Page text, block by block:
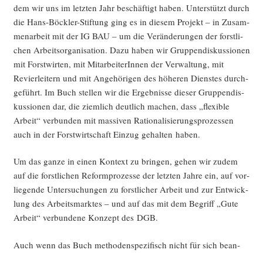
dem wir uns im letz­ten Jahr beschäf­tigt haben. Unter­stützt durch
die Hans-Böck­ler-Stif­tung ging es in die­sem Pro­jekt – in Zusam­
men­ar­beit mit der IG BAU – um die Ver­än­de­run­gen der forst­li­
chen Arbeits­or­ga­ni­sa­ti­on. Dazu haben wir Grup­pen­dis­kus­sio­nen
mit Forst­wir­ten, mit Mit­ar­bei­te­rIn­nen der Ver­wal­tung, mit
Revier­lei­tern und mit Ange­hö­ri­gen des höhe­ren Diens­tes durch­
ge­führt. Im Buch stel­len wir die Ergeb­nis­se die­ser Grup­pen­dis­
kus­sio­nen dar, die ziem­lich deut­lich machen, dass „fle­xi­ble
Arbeit“ ver­bun­den mit mas­si­ven Ratio­na­li­sie­rungs­pro­zes­sen
auch in der Forst­wirt­schaft Ein­zug gehal­ten haben.
Um das gan­ze in einen Kon­text zu brin­gen, gehen wir zudem
auf die forst­li­chen Reform­pro­zes­se der letz­ten Jah­re ein, auf vor­
lie­gen­de Unter­su­chun­gen zu forst­li­cher Arbeit und zur Ent­wick­
lung des Arbeits­mark­tes – und auf das mit dem Begriff „Gute
Arbeit“ ver­bun­de­ne Kon­zept des DGB.
Auch wenn das Buch metho­den­spe­zi­fisch nicht für sich bean­